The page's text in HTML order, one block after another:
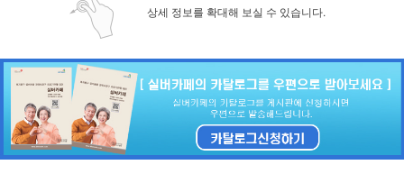
상세 정보를 확대해 보실 수 있습니다.